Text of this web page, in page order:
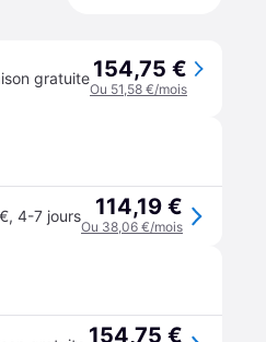
gratuite 154,75 €
Ou 51,58 €/mois
, 4-7 jours 114,19 €
Ou 38,06 €/mois
154,75 €